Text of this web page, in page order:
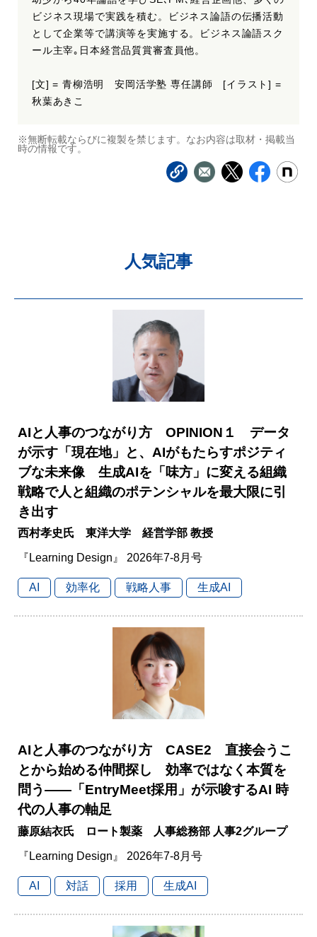
ビジネス現場で実践を積む。ビジネス論語の伝播活動
として企業等で講演等を実施する。ビジネス論語スク
ール主宰｡日本経営品質賞審査員他。
[文] = 青柳浩明 安岡活学塾 専任講師 [イラスト] =
秋葉あきこ
※無断転載ならびに複製を禁じます。なお内容は取材・掲載当
時の情報です。
人気記事
AIと人事のつながり方 OPINION１ データ
が示す「現在地」と、AIがもたらすポジティ
ブな未来像 生成AIを「味方」に変える組織
戦略で人と組織のポテンシャルを最大限に引
き出す
西村孝史氏 東洋大学 経営学部 教授
『Learning Design』 2026年7-8月号
AI 効率化 戦略人事 生成AI
AIと人事のつながり方 CASE2 直接会うこ
とから始める仲間探し 効率ではなく本質を
問う――「EntryMeet採用」が示唆するAI 時
代の人事の軸足
藤原結衣氏 ロート製薬 人事総務部 人事2グループ
『Learning Design』 2026年7-8月号
AI 対話 採用 生成AI